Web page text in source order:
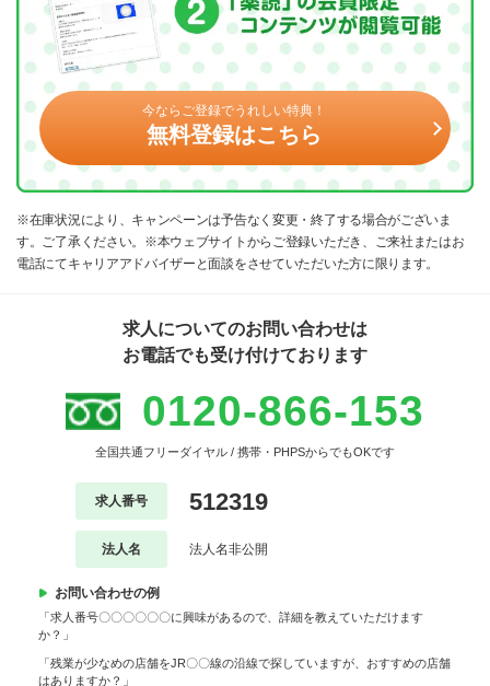
今ならご登録でうれしい特典！
無料登録はこちら
※在庫状況により、キャンペーンは予告なく変更・終了する場合がございま
す。ご了承ください。※本ウェブサイトからご登録いただき、ご来社またはお
電話にてキャリアアドバイザーと面談をさせていただいた方に限ります。
求人についてのお問い合わせは
お電話でも受け付けております
0120-866-153
全国共通フリーダイヤル / 携帯・PHPSからでもOKです
求人番号 512319
法人名 法人名非公開
お問い合わせの例
「求人番号〇〇〇〇〇〇に興味があるので、詳細を教えていただけます
か？」
「残業が少なめの店舗をJR〇〇線の沿線で探していますが、おすすめの店舗
はありますか？」